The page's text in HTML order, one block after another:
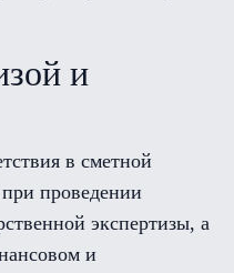
и
в сметной
проведении
экспертизы, а
и